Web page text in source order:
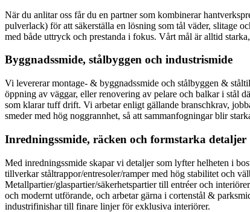
När du anlitar oss får du en partner som kombinerar
pulverlack) för att säkerställa en lösning som tål väder, slitage
med både uttryck och prestanda i fokus. Vårt mål är alltid
Byggnadssmide, stålbyggen och industrismide
Vi levererar montage- & byggnadssmide och stålbyggen &
öppning av väggar, eller renovering av pelare och balkar i stål
som klarar tuff drift. Vi arbetar enligt gällande branschkrav,
smeder med hög noggrannhet, så att sammanfogningar blir
Inredningssmide, räcken och formstarka detaljer
Med inredningssmide skapar vi detaljer som lyfter helheten i
tillverkar ståltrappor/entresoler/ramper med hög stabilitet och
Metallpartier/glaspartier/säkerhetspartier till entréer och
och modernt utförande, och arbetar gärna i cortenstål &
industrifinishar till finare linjer för exklusiva interiörer.